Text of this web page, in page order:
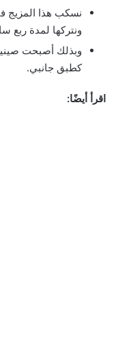
نسكب هذا المزيج
ونتركها لمدة ربع
وبذلك أصبحت
كطبق جانبي.
اقرأ أيضًا: